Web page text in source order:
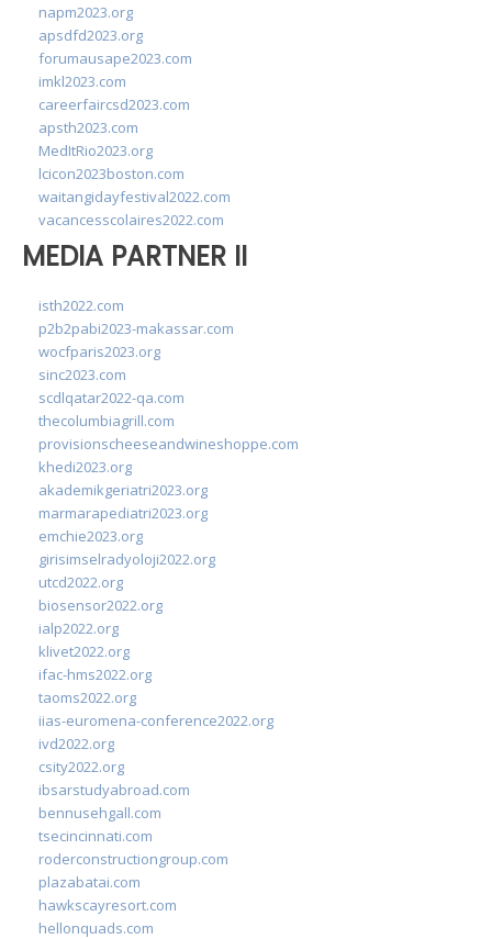
napm2023.org
apsdfd2023.org
forumausape2023.com
imkl2023.com
careerfaircsd2023.com
apsth2023.com
MedItRio2023.org
lcicon2023boston.com
waitangidayfestival2022.com
vacancesscolaires2022.com
MEDIA PARTNER II
isth2022.com
p2b2pabi2023-makassar.com
wocfparis2023.org
sinc2023.com
scdlqatar2022-qa.com
thecolumbiagrill.com
provisionscheeseandwineshoppe.com
khedi2023.org
akademikgeriatri2023.org
marmarapediatri2023.org
emchie2023.org
girisimselradyoloji2022.org
utcd2022.org
biosensor2022.org
ialp2022.org
klivet2022.org
ifac-hms2022.org
taoms2022.org
iias-euromena-conference2022.org
ivd2022.org
csity2022.org
ibsarstudyabroad.com
bennusehgall.com
tsecincinnati.com
roderconstructiongroup.com
plazabatai.com
hawkscayresort.com
hellonquads.com